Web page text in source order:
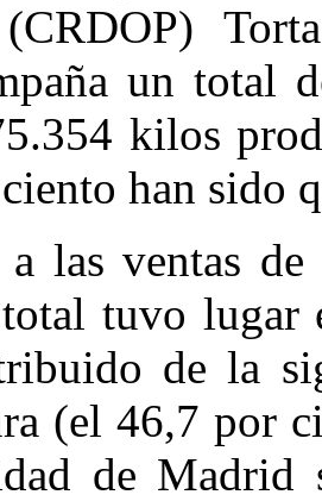
(CRDOP)
un total
kilos
han sido
las ventas
tuvo lugar
de la
(el 46,7 por
de Madrid